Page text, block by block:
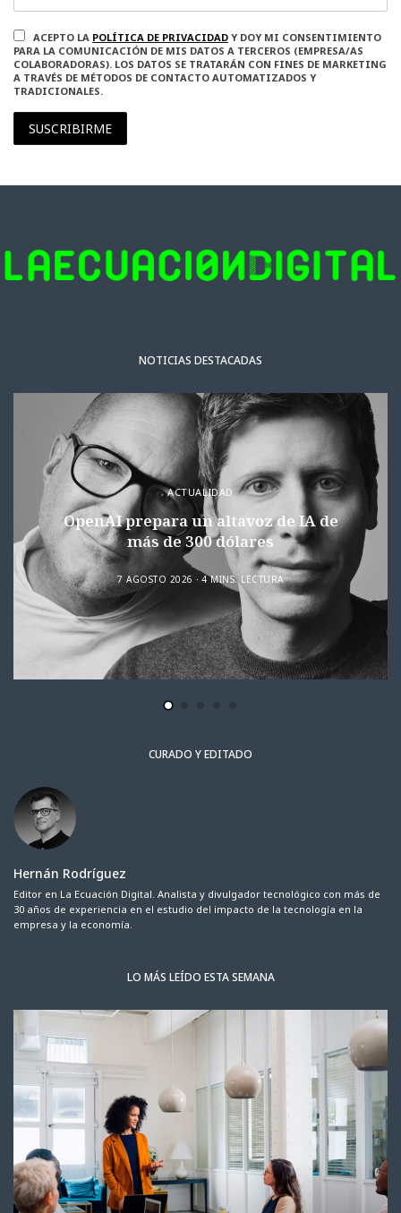
ACEPTO LA POLÍTICA DE PRIVACIDAD Y DOY MI CONSENTIMIENTO
PARA LA COMUNICACIÓN DE MIS DATOS A TERCEROS (EMPRESA/AS
COLABORADORAS). LOS DATOS SE TRATARÁN CON FINES DE MARKETING
A TRAVÉS DE MÉTODOS DE CONTACTO AUTOMATIZADOS Y
TRADICIONALES.
SUSCRIBIRME
NOTICIAS DESTACADAS
ACTUALIDAD
OpenAI prepara un altavoz de IA de
más de 300 dólares
7 AGOSTO 2026 4 MINS. LECTURA
CURADO Y EDITADO
Hernán Rodríguez
Editor en La Ecuación Digital. Analista y divulgador tecnológico con más de
30 años de experiencia en el estudio del impacto de la tecnología en la
empresa y la economía.
LO MÁS LEÍDO ESTA SEMANA